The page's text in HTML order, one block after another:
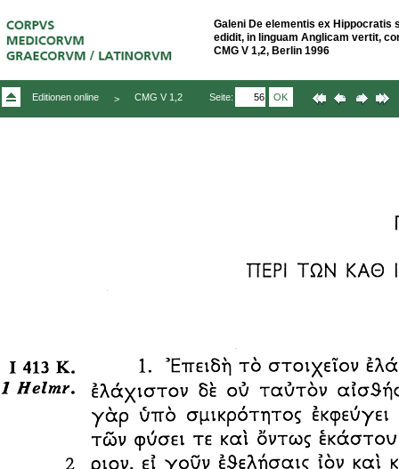
Galeni De elementis ex Hippocratis
edidit, in linguam Anglicam vertit,
CMG V 1,2, Berlin 1996
Editionen online > CMG V 1,2 Seite: OK